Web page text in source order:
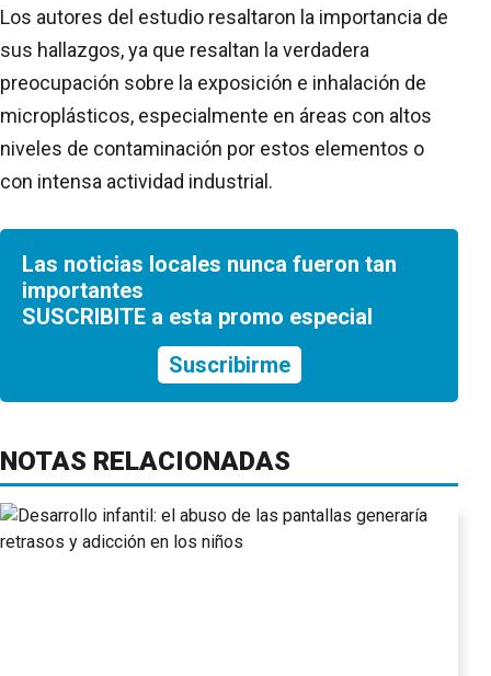
Los autores del estudio resaltaron la importancia de
sus hallazgos, ya que resaltan la verdadera
preocupación sobre la exposición e inhalación de
microplásticos, especialmente en áreas con altos
niveles de contaminación por estos elementos o
con intensa actividad industrial.
Las noticias locales nunca fueron tan
importantes
SUSCRIBITE a esta promo especial
Suscribirme
NOTAS RELACIONADAS